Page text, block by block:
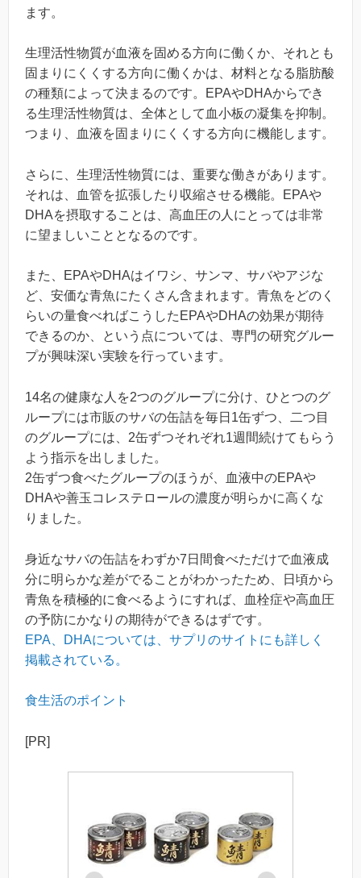
ます。
生理活性物質が血液を固める方向に働くか、それとも
固まりにくくする方向に働くかは、材料となる脂肪酸
の種類によって決まるのです。EPAやDHAからでき
る生理活性物質は、全体として血小板の凝集を抑制。
つまり、血液を固まりにくくする方向に機能します。
さらに、生理活性物質には、重要な働きがあります。
それは、血管を拡張したり収縮させる機能。EPAや
DHAを摂取することは、高血圧の人にとっては非常
に望ましいこととなるのです。
また、EPAやDHAはイワシ、サンマ、サバやアジな
ど、安価な青魚にたくさん含まれます。青魚をどのく
らいの量食べればこうしたEPAやDHAの効果が期待
できるのか、という点については、専門の研究グルー
プが興味深い実験を行っています。
14名の健康な人を2つのグループに分け、ひとつのグ
ループには市販のサバの缶詰を毎日1缶ずつ、二つ目
のグループには、2缶ずつそれぞれ1週間続けてもらう
よう指示を出しました。
2缶ずつ食べたグループのほうが、血液中のEPAや
DHAや善玉コレステロールの濃度が明らかに高くな
りました。
身近なサバの缶詰をわずか7日間食べただけで血液成
分に明らかな差がでることがわかったため、日頃から
青魚を積極的に食べるようにすれば、血栓症や高血圧
の予防にかなりの期待ができるはずです。
EPA、DHAについては、サプリのサイトにも詳しく
掲載されている。
食生活のポイント
[PR]